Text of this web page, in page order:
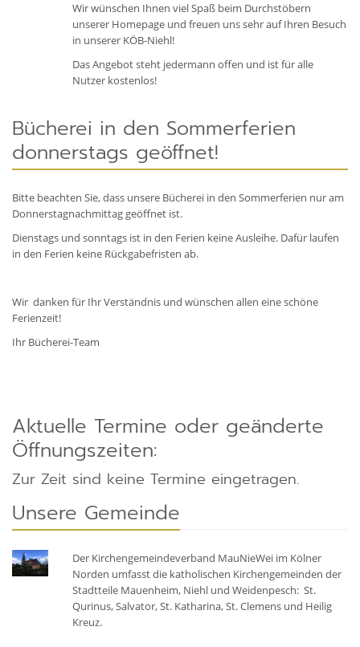
Wir wünschen Ihnen viel Spaß beim Durchstöbern
unserer Homepage und freuen uns sehr auf Ihren Besuch
in unserer KÖB-Niehl!
Das Angebot steht jedermann offen und ist für alle
Nutzer kostenlos!
Bücherei in den Sommerferien
donnerstags geöffnet!
Bitte beachten Sie, dass unsere Bücherei in den Sommerferien nur am
Donnerstagnachmittag geöffnet ist.
Dienstags und sonntags ist in den Ferien keine Ausleihe. Dafür laufen
in den Ferien keine Rückgabefristen ab.
Wir danken für Ihr Verständnis und wünschen allen eine schöne
Ferienzeit!
Ihr Bücherei-Team
Aktuelle Termine oder geänderte
Öffnungszeiten:
Zur Zeit sind keine Termine eingetragen.
Unsere Gemeinde
Der Kirchengemeindeverband MauNieWei im Kölner
Norden umfasst die katholischen Kirchengemeinden der
Stadtteile Mauenheim, Niehl und Weidenpesch: St.
Qurinus, Salvator, St. Katharina, St. Clemens und Heilig
Kreuz.